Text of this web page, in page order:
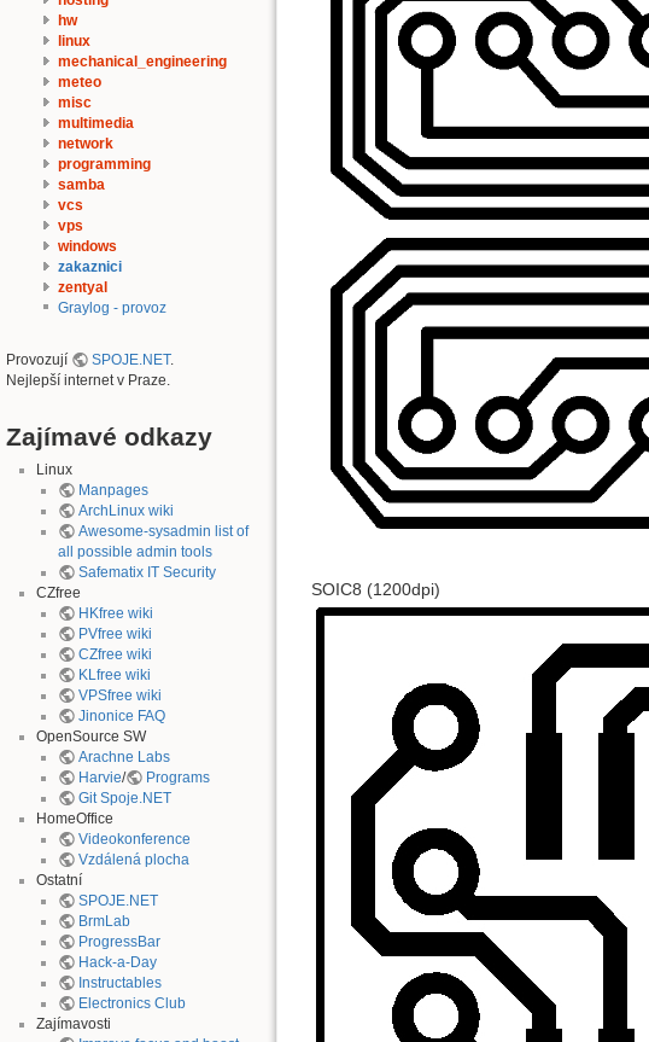
hw
linux
mechanical_engineering
meteo
misc
multimedia
network
programming
samba
vcs
vps
windows
zakaznici
zentyal
Graylog - provoz
Provozují SPOJE.NET.
Nejlepší internet v Praze.
Zajímavé odkazy
Linux
Manpages
ArchLinux wiki
Awesome-sysadmin list of
all possible admin tools
Safematix IT Security
CZfree
HKfree wiki
PVfree wiki
CZfree wiki
KLfree wiki
VPSfree wiki
Jinonice FAQ
OpenSource SW
Arachne Labs
Harvie/
Programs
Git Spoje.NET
HomeOffice
Videokonference
Vzdálená plocha
Ostatní
SPOJE.NET
BrmLab
ProgressBar
Hack-a-Day
Instructables
Electronics Club
Zajímavosti
SOIC8 (1200dpi)